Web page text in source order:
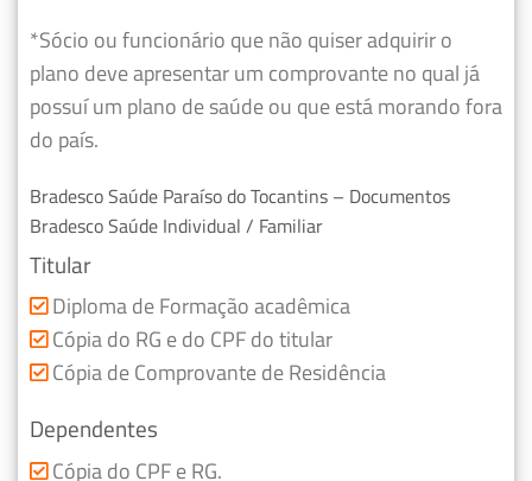
*Sócio ou funcionário que não quiser adquirir o
plano deve apresentar um comprovante no qual já
possuí um plano de saúde ou que está morando fora
do país.
Bradesco Saúde Paraíso do Tocantins – Documentos
Bradesco Saúde Individual / Familiar
Titular
Diploma de Formação acadêmica
Cópia do RG e do CPF do titular
Cópia de Comprovante de Residência
Dependentes
Cópia do CPF e RG.